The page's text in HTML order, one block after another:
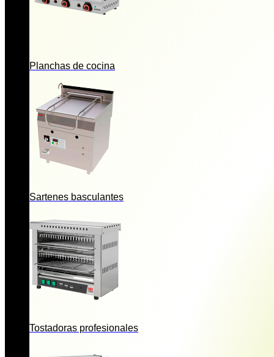
Planchas de cocina
Sartenes basculantes
Tostadoras profesionales